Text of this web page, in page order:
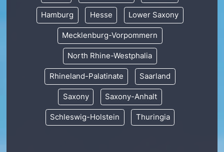
Hamburg Hesse Lower Saxony
Mecklenburg-Vorpommern
North Rhine-Westphalia
Rhineland-Palatinate Saarland
Saxony Saxony-Anhalt
Schleswig-Holstein Thuringia